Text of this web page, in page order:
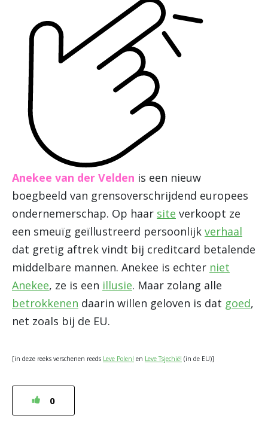
Anekee van der Velden is een nieuw
boegbeeld van grensoverschrijdend europees
ondernemerschap. Op haar site verkoopt ze
een smeuïg geïllustreerd persoonlijk verhaal
dat gretig aftrek vindt bij creditcard betalende
middelbare mannen. Anekee is echter niet
Anekee, ze is een illusie. Maar zolang alle
betrokkenen daarin willen geloven is dat goed,
net zoals bij de EU.
[in deze reeks verschenen reeds Leve Polen! en Leve Tsjechië! (in de EU)]
0